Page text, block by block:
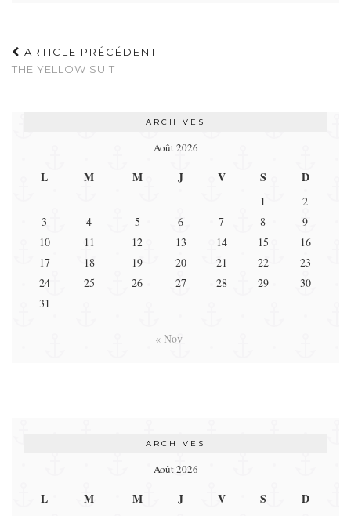
ARTICLE PRÉCÉDENT
THE YELLOW SUIT
ARCHIVES
Août 2026
L M M J V S D
1
2
3
4 5 6 7 8
9
10
11 12 13 14 15
16
17
18 19 20 21 22
23
24
25 26 27 28 29
30
31
« Nov
ARCHIVES
Août 2026
L M M J V S D